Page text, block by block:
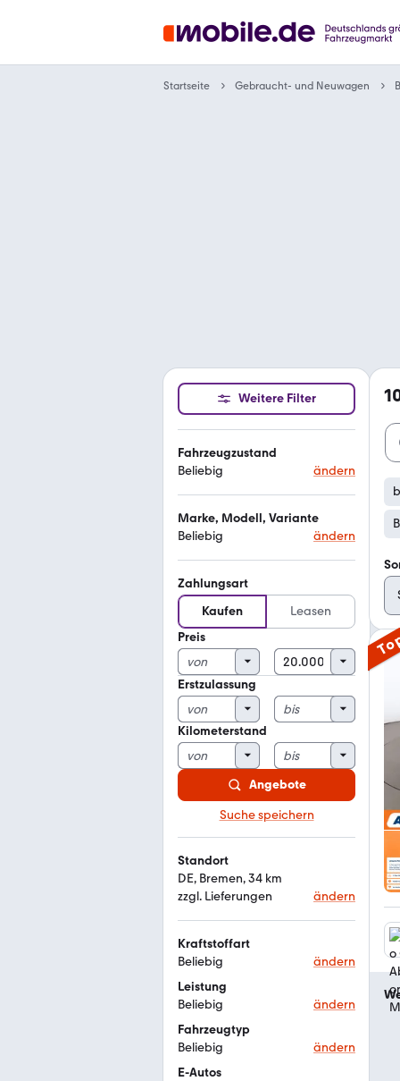
Startseite Gebraucht- und Neuwagen
Weitere Filter
Fahrzeugzustand
Beliebig
ändern
Marke, Modell, Variante
Beliebig
ändern
Zahlungsart
Kaufen
Leasen
Preis
Erstzulassung
Kilometerstand
Angebote
Suche speichern
Standort
DE, Bremen, 34 km
zzgl. Lieferungen
ändern
Kraftstoffart
Beliebig
ändern
Leistung
Beliebig
ändern
Fahrzeugtyp
Beliebig
ändern
E-Autos